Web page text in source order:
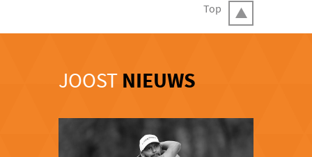
Top
JOOST NIEUWS